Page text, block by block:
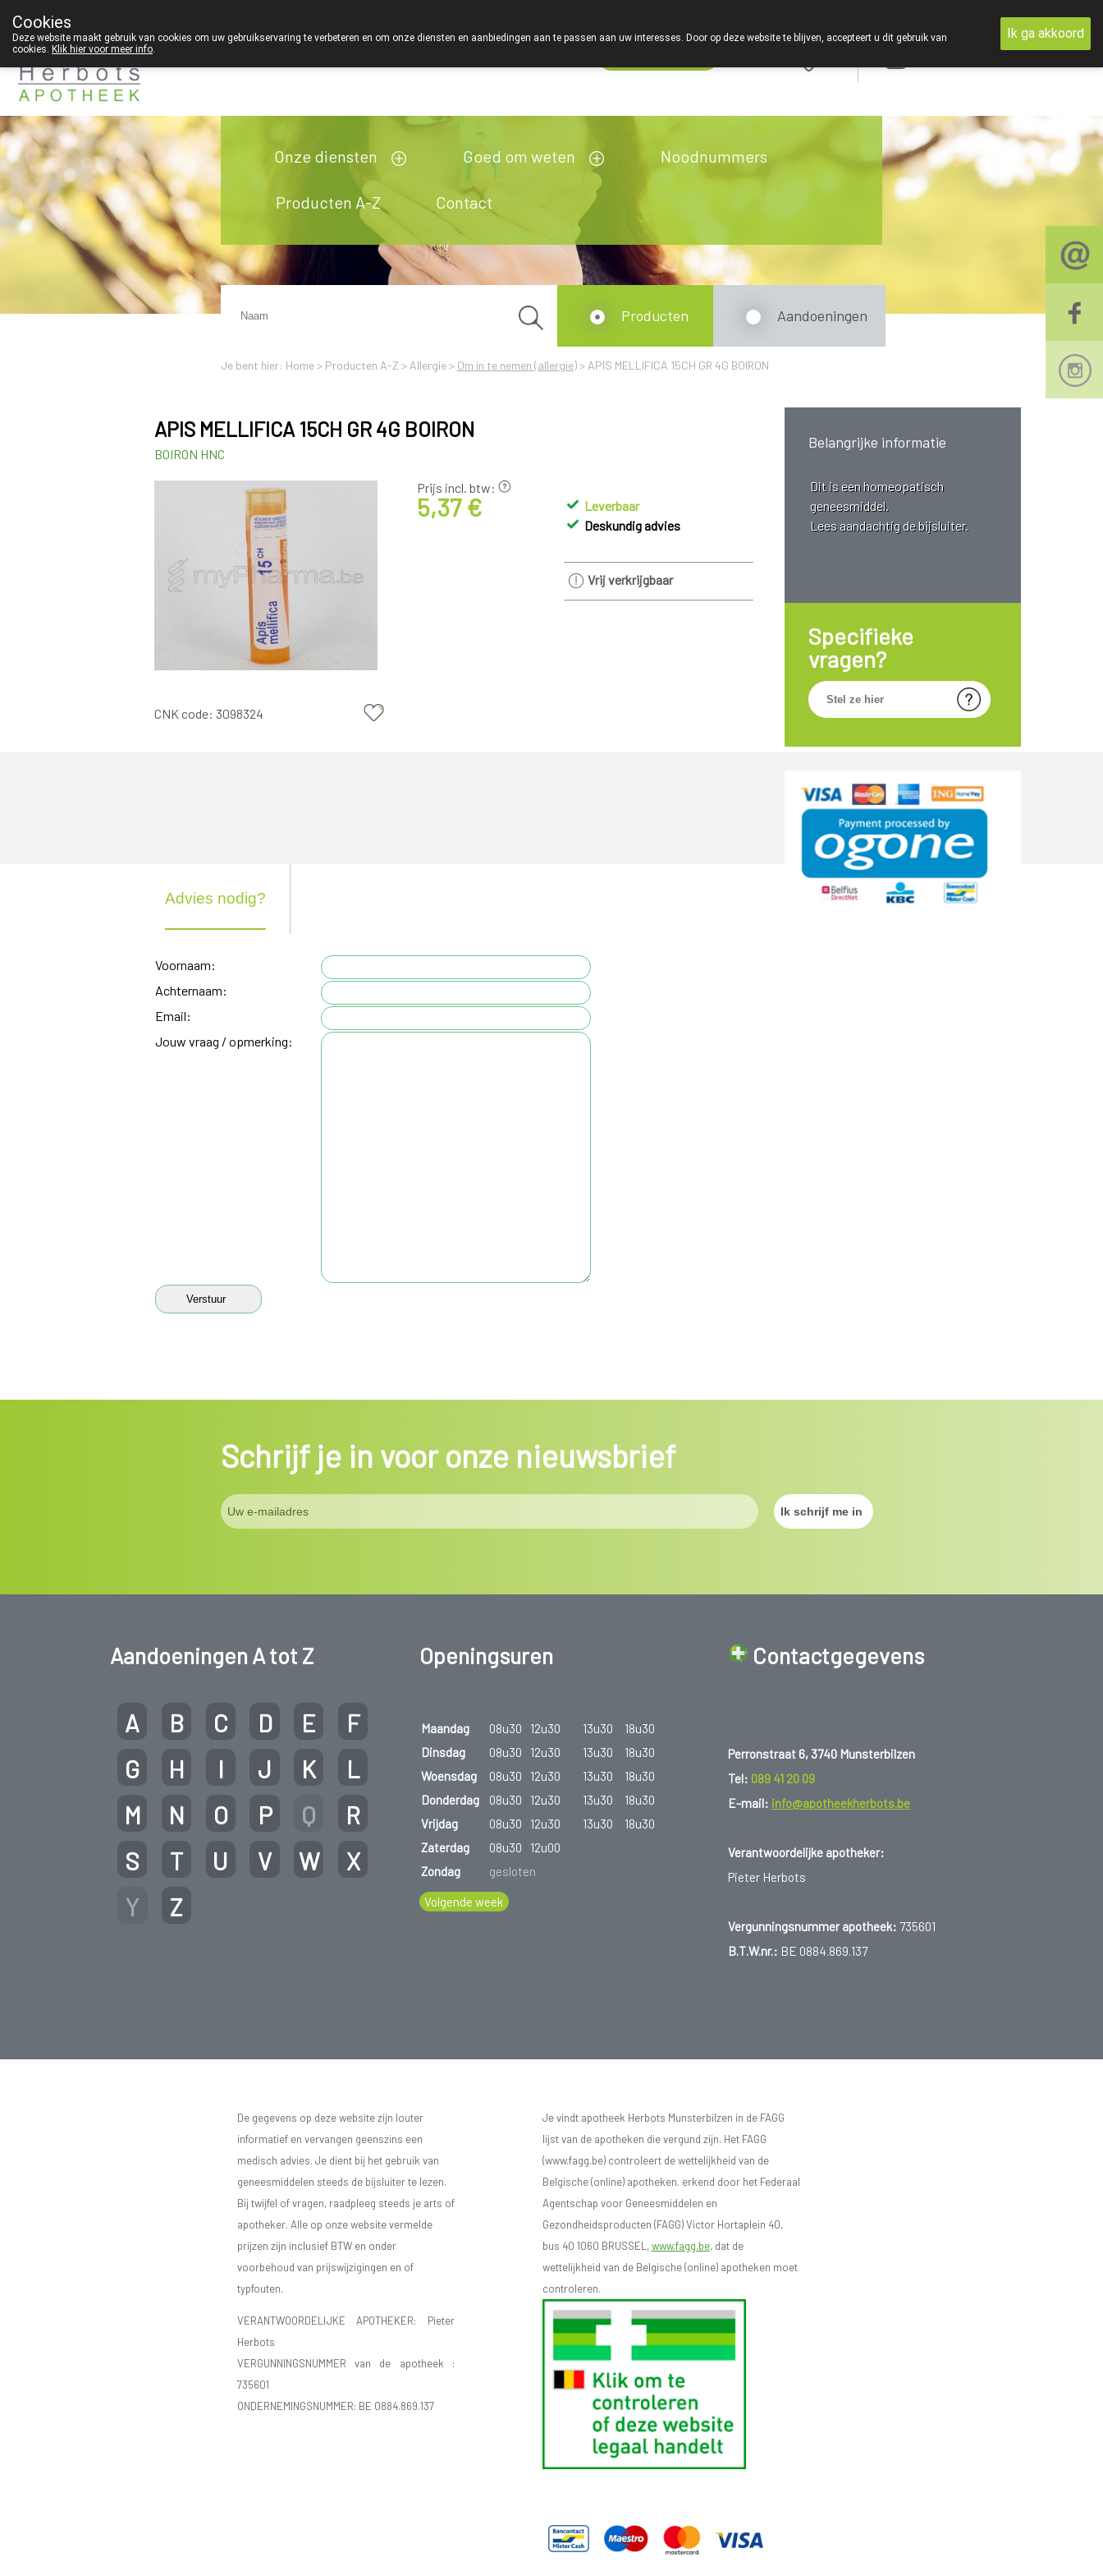
089 41 20 09
Onze diensten Goed om weten Noodnummers
Producten A-Z Contact
Je bent hier: Home > Producten A-Z > Allergie> Om in te nemen (allergie)> APIS MELLIFICA 15CH GR 4G BOIRON
Producten Aandoeningen
APIS MELLIFICA 15CH GR 4G BOIRON
BOIRON HNC
Prijs incl. btw:
5,37 €
CNK code:3098324
Leverbaar
Deskundig advies
Vrij verkrijgbaar
Belangrijke informatie
Dit is een homeopatisch
geneesmiddel.
Lees aandachtig de bijsluiter.
Specifieke
vragen?
Advies nodig?
Voornaam:
Achternaam:
Email:
Jouw vraag / opmerking:
Schrijf je in voor onze nieuwsbrief
Aandoeningen A tot Z
A B C D E
F
G
H I J K
L
M
N O P Q
R
S
T U V W
X
Y
Z
Openingsuren
Maandag 08u30 12u30 13u30
18u30
Dinsdag
08u30 12u30 13u30
18u30
Woensdag
08u30 12u30 13u30
18u30
Donderdag
08u30 12u30 13u30
18u30
Vrijdag
08u30 12u30 13u30
18u30
Zaterdag
08u30
12u00
Zondag
gesloten
Volgende week
Contactgegevens
Perronstraat 6, 3740 Munsterbilzen
Tel: 089 41 20 09
E-mail: info@apotheekherbots.be
Verantwoordelijke apotheker:
Pieter Herbots
Vergunningsnummer apotheek: 735601
B.T.W.nr.: BE 0884.869.137
De gegevens op deze website zijn louter
informatief en vervangen geenszins een
medisch advies. Je dient bij het gebruik van
geneesmiddelen steeds de bijsluiter te lezen.
Bij twijfel of vragen, raadpleeg steeds je arts of
apotheker. Alle op onze website vermelde
prijzen zijn inclusief BTW en onder
voorbehoud van prijswijzigingen en of
typfouten.
VERANTWOORDELIJKE APOTHEKER: Pieter
Herbots
VERGUNNINGSNUMMER van de apotheek :
735601
ONDERNEMINGSNUMMER: BE 0884.869.137
Je vindt apotheek Herbots Munsterbilzen in de FAGG
lijst van de apotheken die vergund zijn. Het FAGG
(www.fagg.be) controleert de wettelijkheid van de
Belgische (online) apotheken. erkend door het Federaal
Agentschap voor Geneesmiddelen en
Gezondheidsproducten (FAGG) Victor Hortaplein 40,
bus 40 1060 BRUSSEL,www.fagg.be, dat de
wettelijkheid van de Belgische (online) apotheken moet
controleren.
Cookies
Deze website maakt gebruik van cookies om uw gebruikservaring te verbeteren en om onze diensten en aanbiedingen aan te passen aan uw interesses. Door op deze website te blijven, accepteert u dit gebruik van
cookies. Klik hier voor meer info.
Ik ga akkoord